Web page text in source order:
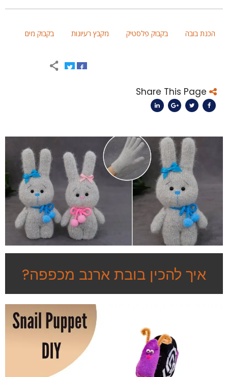
הכנת בובה בקבוק פלסטיק מקבץ רעיונות בקבוק מים
Share This Page
איך להכין בובת ארנב מכפפה?